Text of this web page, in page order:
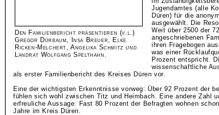
Den Familienbericht präsentieren (v.l.)
Gregor Dürbaum, Insa Breuer, Elke
Ricken-Melchert, Angelika Schmitz und
Landrat Wolfgang Spelthahn.
Jugendamtes (alle
Düren) für die
ausgewählt. Die
Weit über 2500 der
angeschriebenen
ihren Fragebogen
was einer
Prozent entspricht.
wissenschaftliche
als erster Familienbericht des Kreises Düren vor.
Eine der wichtigsten Erkenntnisse vorweg: Über 92 Prozent der
fühlen sich wohl zwischen Titz und Heimbach. Eine andere Zahl
erfreuliche Aussage: Fast 80 Prozent der Befragten wohnen
Jahre im Kreis Düren.